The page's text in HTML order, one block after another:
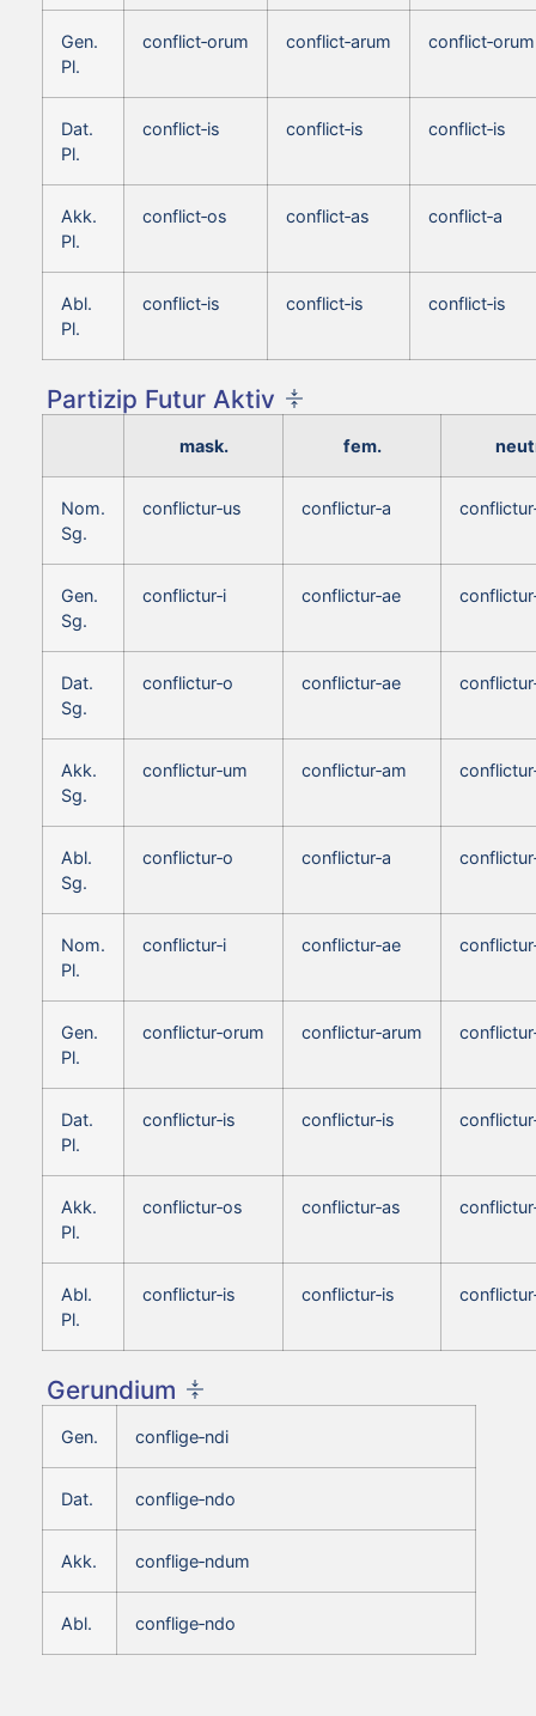
Gen.
Pl.
conflict‑orum conflict‑arum conflict‑orum
Dat.
Pl.
conflict‑is conflict‑is conflict‑is
Akk.
Pl.
conflict‑os conflict‑as conflict‑a
Abl.
Pl.
conflict‑is conflict‑is conflict‑is
Partizip Futur Aktiv
mask. fem.
Nom.
Sg.
conflictur‑us conflictur‑a
Gen.
Sg.
conflictur‑i conflictur‑ae
Dat.
Sg.
conflictur‑o conflictur‑ae
Akk.
Sg.
conflictur‑um conflictur‑am
Abl.
Sg.
conflictur‑o conflictur‑a
Nom.
Pl.
conflictur‑i conflictur‑ae
Gen.
Pl.
conflictur‑orum conflictur‑arum
Dat.
Pl.
conflictur‑is conflictur‑is
Akk.
Pl.
conflictur‑os conflictur‑as
Abl.
Pl.
conflictur‑is conflictur‑is
Gerundium
Gen. conflige‑ndi
Dat. conflige‑ndo
Akk. conflige‑ndum
Abl. conflige‑ndo